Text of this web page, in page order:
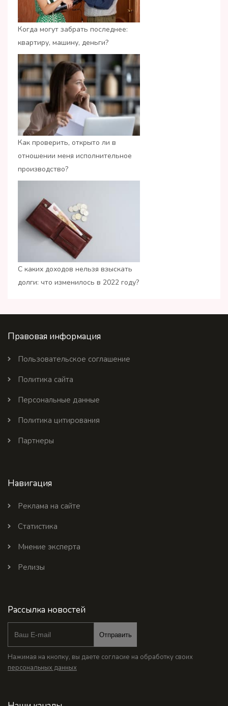
Когда могут забрать последнее:
квартиру, машину, деньги?
Как проверить, открыто ли в
отношении меня исполнительное
производство?
С каких доходов нельзя взыскать
долги: что изменилось в 2022 году?
Правовая информация
Пользовательское соглашение
Политика сайта
Персональные данные
Политика цитирования
Партнеры
Навигация
Реклама на сайте
Статистика
Мнение эксперта
Релизы
Рассылка новостей
Отправить
Нажимая на кнопку, вы даете согласие на обработку своих
персональных данных